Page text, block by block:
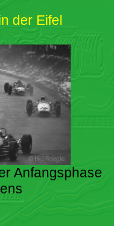
der Eifel
Anfangsphase